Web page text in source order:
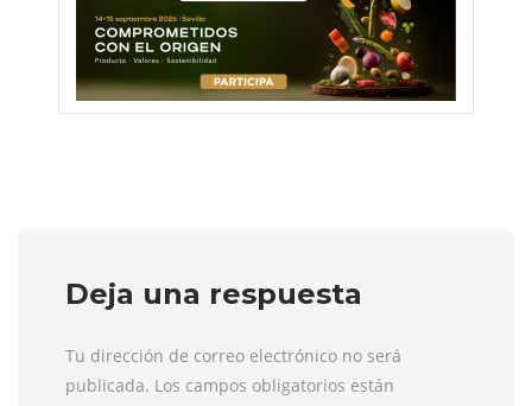
Deja una respuesta
Tu dirección de correo electrónico no será
publicada. Los campos obligatorios están